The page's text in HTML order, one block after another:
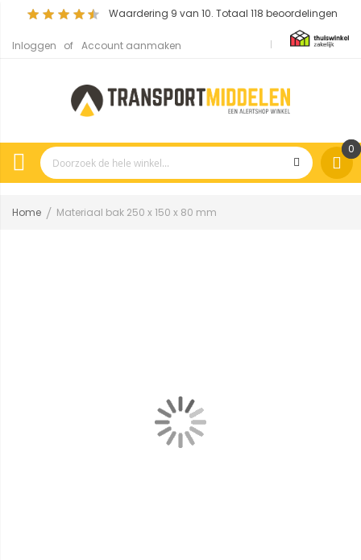
Waardering 9 van 10. Totaal 118 beoordelingen
Inloggen Account aanmaken
0
Home Materiaal bak 250 x 150 x 80 mm